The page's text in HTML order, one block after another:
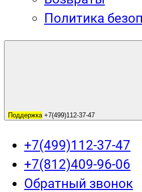
Политика
Поддержка+7(499)112-37-47
+7(499)112-37-47
+7(812)409-96-06
Обратный звонок